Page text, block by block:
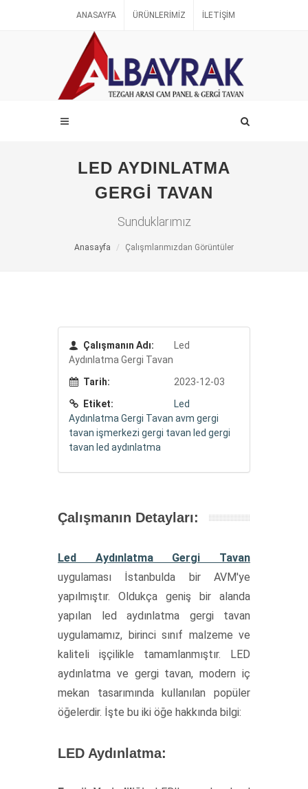
ANASAYFA ÜRÜNLERIMIZ İLETIŞIM
LED AYDINLATMA
GERGI TAVAN
Sunduklarımız
Anasayfa Çalışmlarımızdan Görüntüler
Çalışmanın Adı:
Led
Aydınlatma Gergi Tavan
Tarih:
2023-12-03
Etiket:
Led
Aydınlatma Gergi Tavan avm gergi
tavan işmerkezi gergi tavan led gergi
tavan led aydınlatma
Çalışmanın Detayları:
Led Aydınlatma Gergi Tavan
uygulaması İstanbulda bir AVM'ye
yapılmıştır. Oldukça geniş bir alanda
yapılan led aydınlatma gergi tavan
uygulamamız, birinci sınıf malzeme ve
kaliteli işçilikle tamamlanmıştır. LED
aydınlatma ve gergi tavan, modern iç
mekan tasarımında kullanılan popüler
öğelerdir. İşte bu iki öğe hakkında bilgi:
LED Aydınlatma: